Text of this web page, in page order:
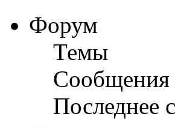
Форум
Темы
Сообщения
Последнее